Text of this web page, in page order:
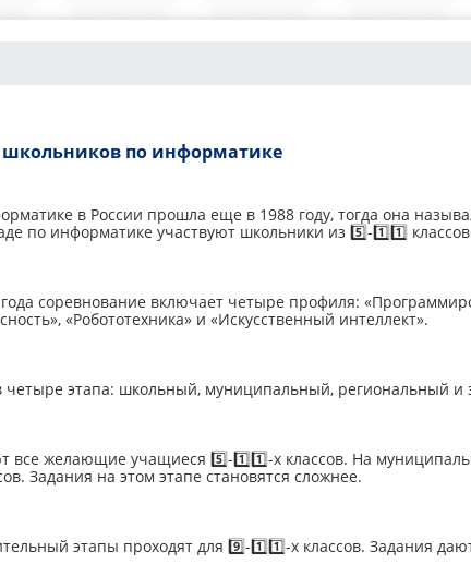
школьников по информатике
в России прошла еще в 1988 году, тогда она
по информатике участвуют школьники из 5️⃣-1️⃣1️⃣
соревнование включает четыре профиля:
«Робототехника» и «Искусственный интеллект».
четыре этапа: школьный, муниципальный, региональный
все желающие учащиеся 5️⃣-1️⃣1️⃣-х классов. На
Задания на этом этапе становятся сложнее.
этапы проходят для 9️⃣-1️⃣1️⃣-х классов. Задания